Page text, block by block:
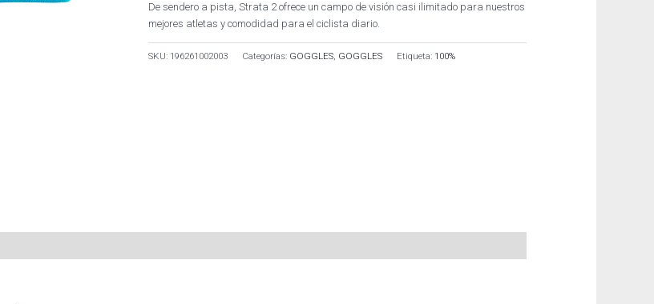
De sendero a pista, Strata 2 ofrece un campo de visión casi ilimitado para nuestros
mejores atletas y comodidad para el ciclista diario.
SKU: 196261002003 Categorías: GOGGLES, GOGGLES Etiqueta: 100%